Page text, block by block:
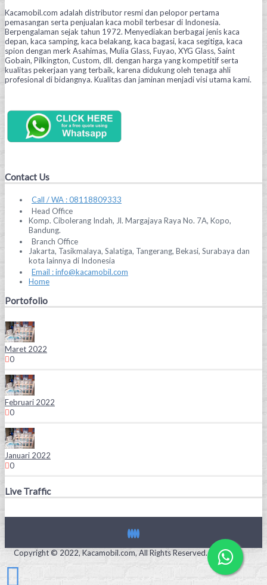
Kacamobil.com adalah distributor resmi dan pelopor pertama
pemasangan serta penjualan kaca mobil terbesar di Indonesia.
Berpengalaman sejak tahun 1972. Menyediakan berbagai jenis kaca
depan, kaca samping, kaca belakang, kaca bagasi, kaca segitiga, kaca
spion dengan merk Asahimas, Mulia Glass, Fuyao, XYG Glass, Saint
Gobain, Pilkington, Custom, dll. dengan harga yang kompetitif serta
kualitas pekerjaan yang terbaik, karena didukung oleh tenaga ahli
profesional di bidangnya. Kualitas dan jaminan menjadi visi utama kami.
Contact Us
Call / WA : 08118809333
Head Office
Komp. Cibolerang Indah, Jl. Margajaya Raya No. 7A, Kopo,
Bandung.
Branch Office
Jakarta, Tasikmalaya, Salatiga, Tangerang, Bekasi, Surabaya dan
kota lainnya di Indonesia
Email : info@kacamobil.com
Home
Portofolio
Maret 2022
0
Februari 2022
0
Januari 2022
0
Live Traffic
Copyright © 2022, Kacamobil.com, All Rights Reserved.